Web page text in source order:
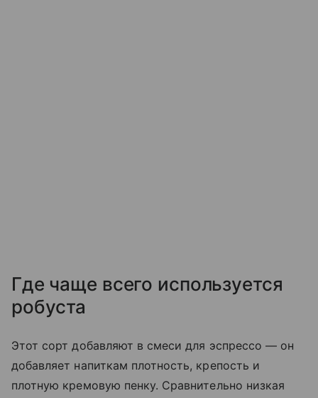
Где чаще всего используется
робуста
Этот сорт добавляют в смеси для эспрессо — он
добавляет напиткам плотность, крепость и
плотную кремовую пенку. Сравнительно низкая